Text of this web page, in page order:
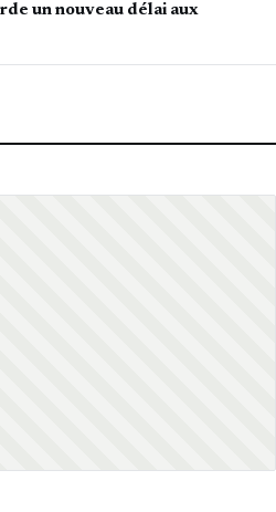
un nouveau délai aux